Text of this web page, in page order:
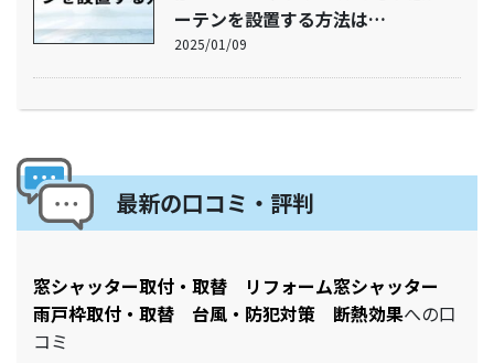
ーテンを設置する方法は…
2025/01/09
最新の口コミ・評判
窓シャッター取付・取替 リフォーム窓シャッター
雨戸枠取付・取替 台風・防犯対策 断熱効果への口
コミ